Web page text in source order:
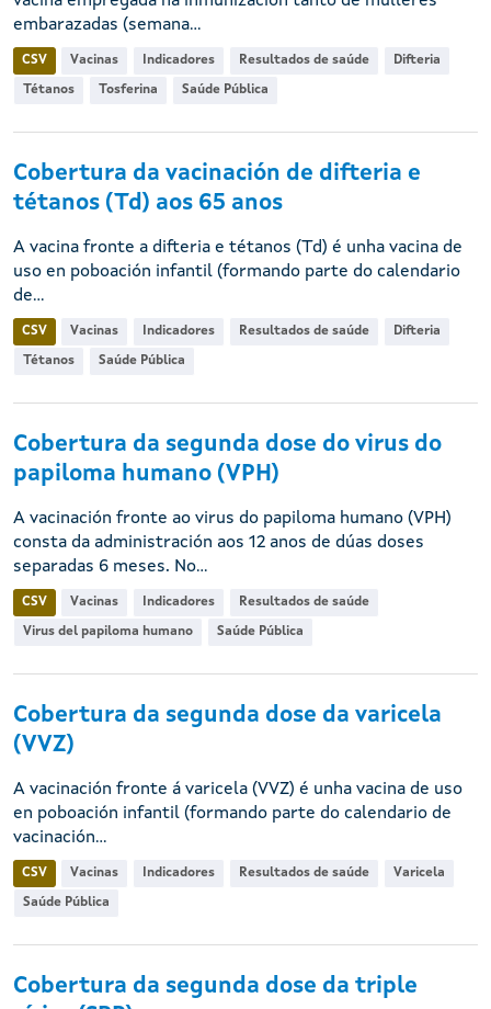
embarazadas (semana...
CSV Vacinas Indicadores Resultados de saúde Difteria
Tétanos Tosferina Saúde Pública
Cobertura da vacinación de difteria e
tétanos (Td) aos 65 anos
A vacina fronte a difteria e tétanos (Td) é unha vacina de
uso en poboación infantil (formando parte do calendario
de...
CSV Vacinas Indicadores Resultados de saúde Difteria
Tétanos Saúde Pública
Cobertura da segunda dose do virus do
papiloma humano (VPH)
A vacinación fronte ao virus do papiloma humano (VPH)
consta da administración aos 12 anos de dúas doses
separadas 6 meses. No...
CSV Vacinas Indicadores Resultados de saúde
Virus del papiloma humano Saúde Pública
Cobertura da segunda dose da varicela
(VVZ)
A vacinación fronte á varicela (VVZ) é unha vacina de uso
en poboación infantil (formando parte do calendario de
vacinación...
CSV Vacinas Indicadores Resultados de saúde Varicela
Saúde Pública
Cobertura da segunda dose da triple